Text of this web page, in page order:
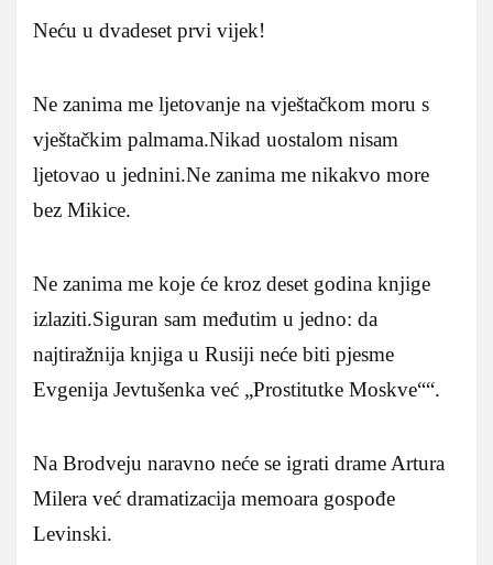
Neću u dvadeset prvi vijek!
Ne zanima me ljetovanje na vještačkom moru s
vještačkim palmama.Nikad uostalom nisam
ljetovao u jednini.Ne zanima me nikakvo more
bez Mikice.
Ne zanima me koje će kroz deset godina knjige
izlaziti.Siguran sam međutim u jedno: da
najtiražnija knjiga u Rusiji neće biti pjesme
Evgenija Jevtušenka već „Prostitutke Moskve““.
Na Brodveju naravno neće se igrati drame Artura
Milera već dramatizacija memoara gospođe
Levinski.